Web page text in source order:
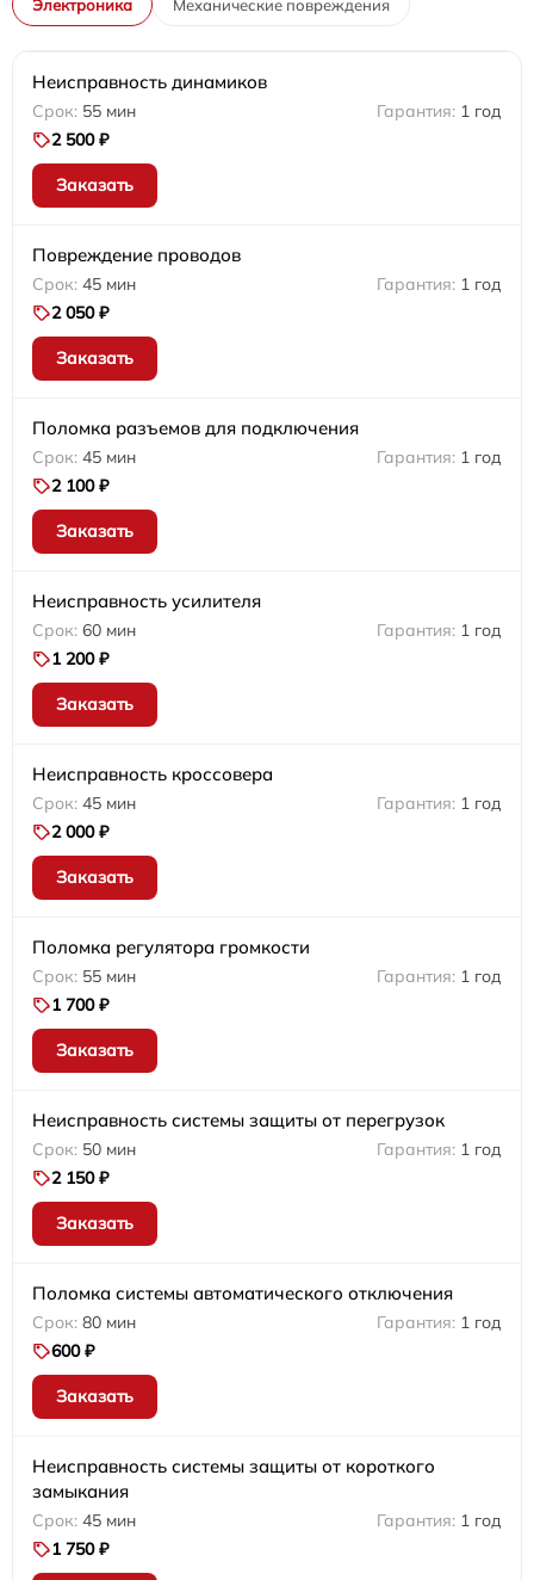
Электроника Механические повреждения
Неисправность динамиков
55 мин
1 год
2 500 ₽
Заказать
Повреждение проводов
45 мин
1 год
2 050 ₽
Заказать
Поломка разъемов для подключения
45 мин
1 год
2 100 ₽
Заказать
Неисправность усилителя
60 мин
1 год
1 200 ₽
Заказать
Неисправность кроссовера
45 мин
1 год
2 000 ₽
Заказать
Поломка регулятора громкости
55 мин
1 год
1 700 ₽
Заказать
Неисправность системы защиты от перегрузок
50 мин
1 год
2 150 ₽
Заказать
Поломка системы автоматического отключения
80 мин
1 год
600 ₽
Заказать
Неисправность системы защиты от короткого
замыкания
45 мин
1 год
1 750 ₽